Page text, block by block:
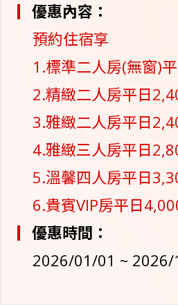
優惠內容：
預約住宿享
1.標準二人房(無窗)
2.精緻二人房平日
3.雅緻二人房平日
4.雅緻三人房平日
5.溫馨四人房平日
6.貴賓VIP房平日
優惠時間：
2026/01/01 ~ 2026/